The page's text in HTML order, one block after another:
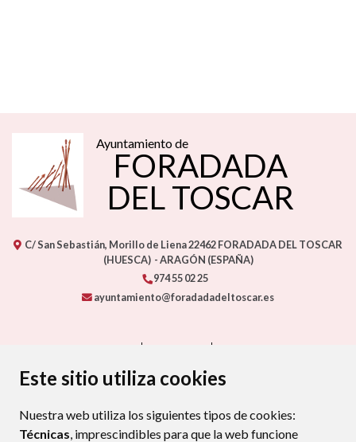
Este sitio utiliza cookies
Nuestra web utiliza los siguientes tipos de cookies:
Técnicas, imprescindibles para que la web funcione
Ayuntamiento de
FORADADA
DEL TOSCAR
C/ San Sebastián, Morillo de Liena22462FORADADA DEL TOSCAR
(HUESCA) - ARAGÓN (ESPAÑA)
974 55 02 25
ayuntamiento@foradadadeltoscar.es
PROTECCIÓN DE DATOS
POLÍTICA DE COOKIES